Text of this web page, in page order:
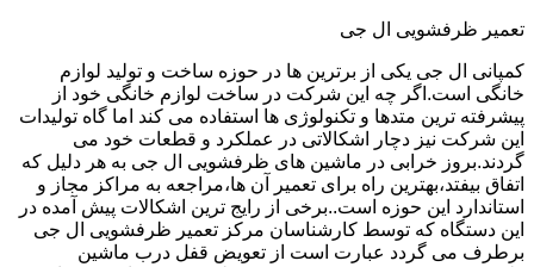
تعمیر ظرفشویی ال جی
کمپانی ال جی یکی از برترین ها در حوزه ساخت و تولید لوازم
خانگی است.اگر چه این شرکت در ساخت لوازم خانگی خود از
پیشرفته ترین متدها و تکنولوژی ها استفاده می کند اما گاه تولیدات
این شرکت نیز دچار اشکالاتی در عملکرد و قطعات خود می
گردند.بروز خرابی در ماشین های ظرفشویی ال جی به هر دلیل که
اتفاق بیفتد،بهترین راه برای تعمیر آن ها،مراجعه به مراکز مجاز و
استاندارد این حوزه است..برخی از رایج ترین اشکالات پیش آمده در
این دستگاه که توسط کارشناسان مرکز تعمیر ظرفشویی ال جی
برطرف می گردد عبارت است از تعویض قفل درب ماشین